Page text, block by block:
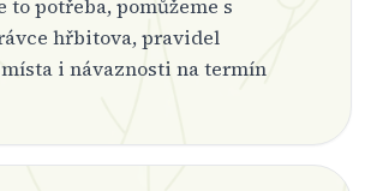
to potřeba, pomůžeme s
hřbitova, pravidel
i návaznosti na termín